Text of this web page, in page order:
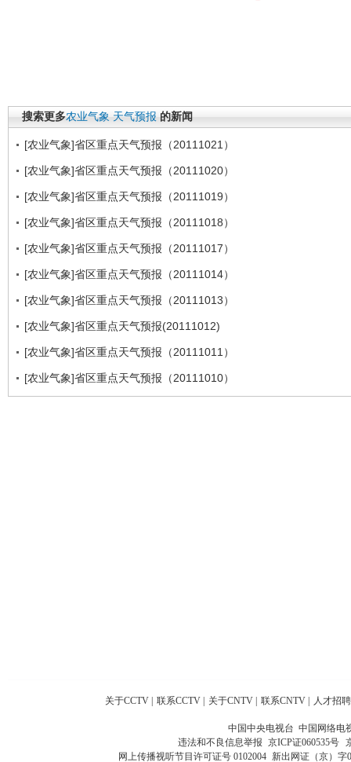
搜索更多农业气象 天气预报 的新闻
[农业气象]省区重点天气预报（20111021）
[农业气象]省区重点天气预报（20111020）
[农业气象]省区重点天气预报（20111019）
[农业气象]省区重点天气预报（20111018）
[农业气象]省区重点天气预报（20111017）
[农业气象]省区重点天气预报（20111014）
[农业气象]省区重点天气预报（20111013）
[农业气象]省区重点天气预报(20111012)
[农业气象]省区重点天气预报（20111011）
[农业气象]省区重点天气预报（20111010）
关于CCTV 联系CCTV 关于CNTV 联系CNTV 人才招聘
中国中央电视台 中国网络电
违法和不良信息举报 京ICP证060535号
网上传播视听节目许可证号 0102004 新出网证（京）